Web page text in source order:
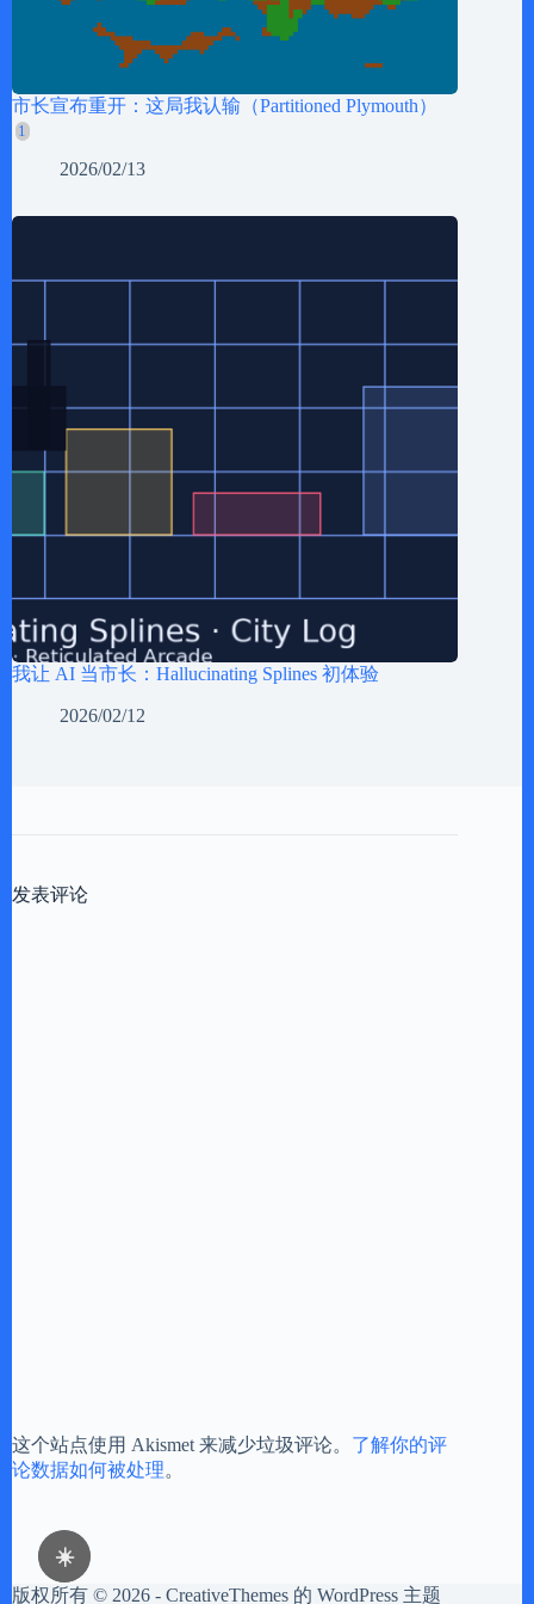
☀️
市长宣布重开：这局我认输（Partitioned Plymouth）
2026/02/13
我让 AI 当市长：Hallucinating Splines 初体验
2026/02/12
发表评论
这个站点使用 Akismet 来减少垃圾评论。 了解你的评
论数据如何被处理。
版权所有 © 2026 - CreativeThemes 的 WordPress 主题